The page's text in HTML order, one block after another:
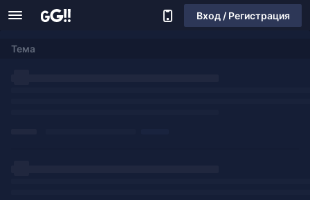
Вход / Регистрация
Тема